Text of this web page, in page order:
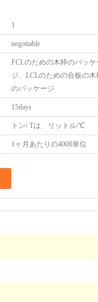
1
negotiable
FCLのための木枠のパッケ
ジ、LCLのための合板の木
のパッケージ
15days
トン/ Tは、リットル/℃
1ヶ月あたりの4000単位